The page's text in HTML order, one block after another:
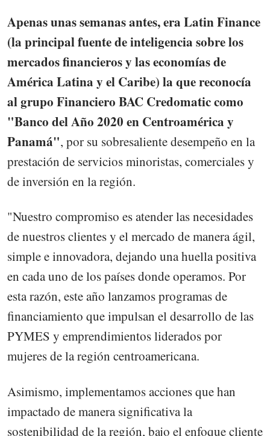
Apenas unas semanas antes, era Latin Finance
(la principal fuente de inteligencia sobre los
mercados financieros y las economías de
América Latina y el Caribe) la que reconocía
al grupo Financiero BAC Credomatic como
"Banco del Año 2020 en Centroamérica y
Panamá", por su sobresaliente desempeño en la
prestación de servicios minoristas, comerciales y
de inversión en la región.
"Nuestro compromiso es atender las necesidades
de nuestros clientes y el mercado de manera ágil,
simple e innovadora, dejando una huella positiva
en cada uno de los países donde operamos. Por
esta razón, este año lanzamos programas de
financiamiento que impulsan el desarrollo de las
PYMES y emprendimientos liderados por
mujeres de la región centroamericana.
Asimismo, implementamos acciones que han
impactado de manera significativa la
sostenibilidad de la región, bajo el enfoque cliente